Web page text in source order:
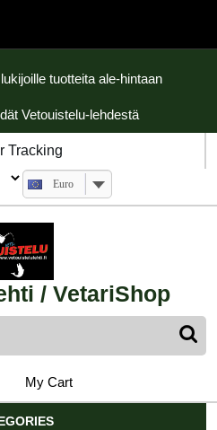
tuotteita ale-hintaan
Vetouistelu-lehdestä
Tracking
Euro
/ VetariShop
My Cartshopping
cart